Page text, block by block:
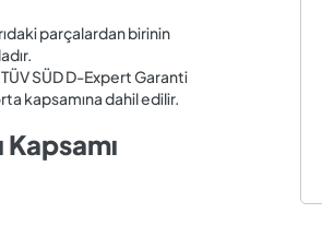
parçalardan birinin
SÜD D-Expert Garanti
kapsamına dahil edilir.